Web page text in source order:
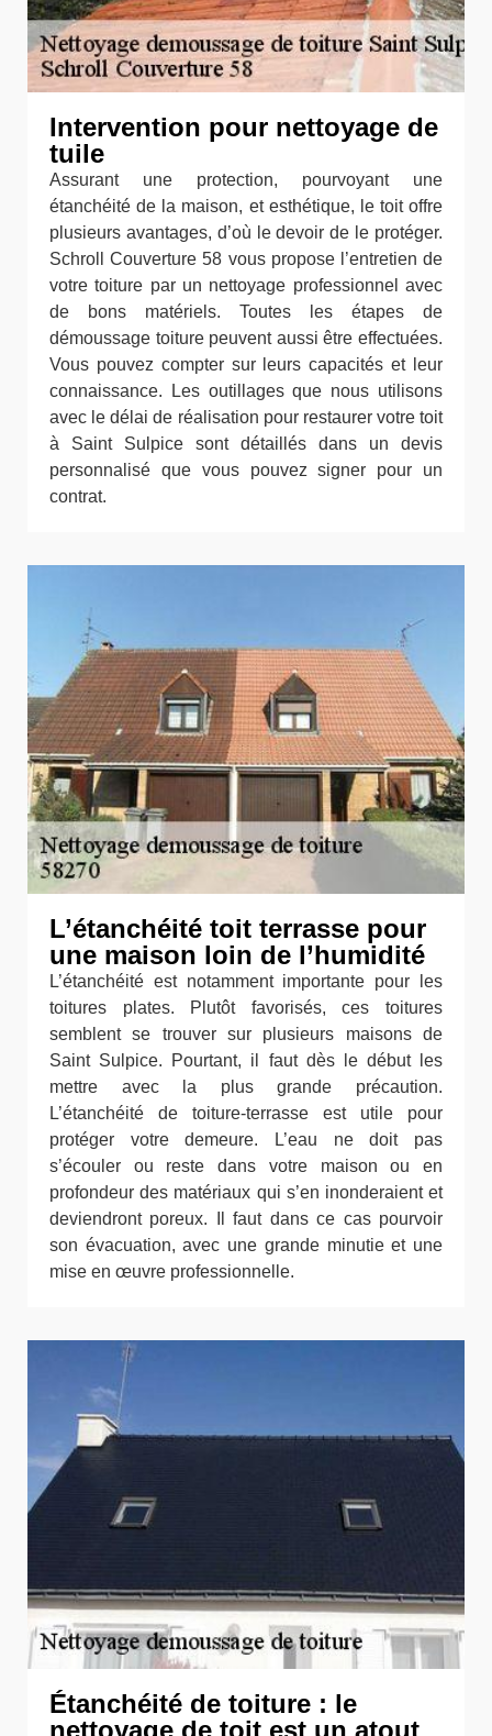
Intervention pour nettoyage de
tuile
Assurant une protection, pourvoyant une
étanchéité de la maison, et esthétique, le toit offre
plusieurs avantages, d’où le devoir de le protéger.
Schroll Couverture 58 vous propose l’entretien de
votre toiture par un nettoyage professionnel avec
de bons matériels. Toutes les étapes de
démoussage toiture peuvent aussi être effectuées.
Vous pouvez compter sur leurs capacités et leur
connaissance. Les outillages que nous utilisons
avec le délai de réalisation pour restaurer votre toit
à Saint Sulpice sont détaillés dans un devis
personnalisé que vous pouvez signer pour un
contrat.
L’étanchéité toit terrasse pour
une maison loin de l’humidité
L’étanchéité est notamment importante pour les
toitures plates. Plutôt favorisés, ces toitures
semblent se trouver sur plusieurs maisons de
Saint Sulpice. Pourtant, il faut dès le début les
mettre avec la plus grande précaution.
L’étanchéité de toiture-terrasse est utile pour
protéger votre demeure. L’eau ne doit pas
s’écouler ou reste dans votre maison ou en
profondeur des matériaux qui s’en inonderaient et
deviendront poreux. Il faut dans ce cas pourvoir
son évacuation, avec une grande minutie et une
mise en œuvre professionnelle.
Étanchéité de toiture : le
nettoyage de toit est un atout